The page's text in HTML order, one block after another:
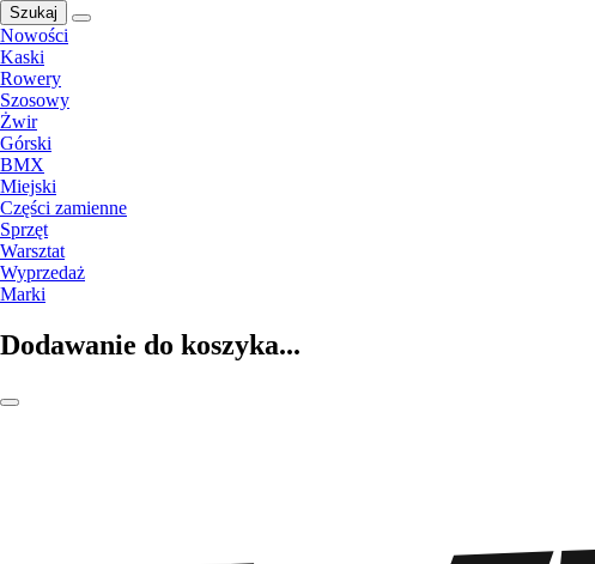
Szukaj
Nowości
Kaski
Rowery
Szosowy
Żwir
Górski
BMX
Miejski
Części zamienne
Sprzęt
Warsztat
Wyprzedaż
Marki
Dodawanie do koszyka...